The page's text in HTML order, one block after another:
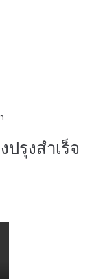
รุงสำเร็จ